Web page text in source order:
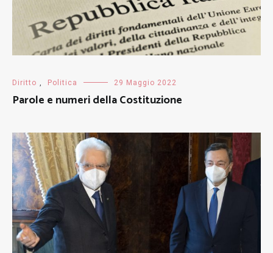
Diritto , Politica 29 Maggio 2022
Parole e numeri della Costituzione